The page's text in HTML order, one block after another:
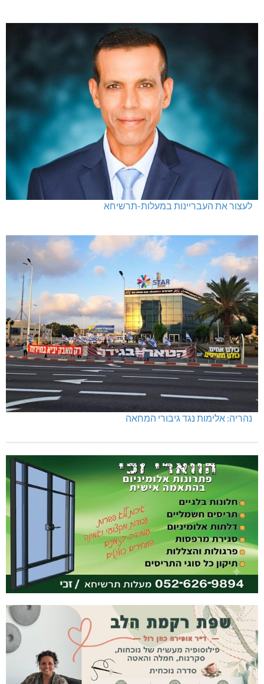
לעצור את העבריינות במעלות-תרשיחא
נהריה: אלימות נגד גיבורי המחאה